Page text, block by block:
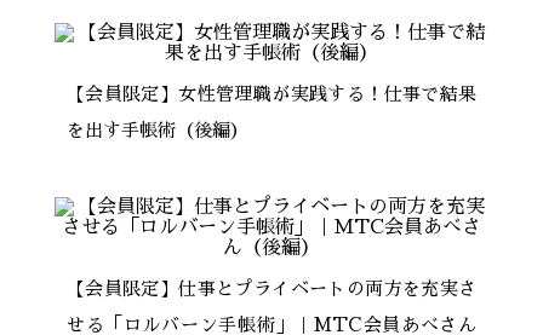
【会員限定】女性管理職が実践する！仕事で結果
を出す手帳術（後編）
【会員限定】仕事とプライベートの両方を充実さ
せる「ロルバーン手帳術」｜MTC会員あべさん